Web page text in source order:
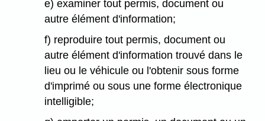
e) examiner tout permis, document ou
autre élément d'information;
f) reproduire tout permis, document ou
autre élément d'information trouvé dans le
lieu ou le véhicule ou l'obtenir sous forme
d'imprimé ou sous une forme électronique
intelligible;